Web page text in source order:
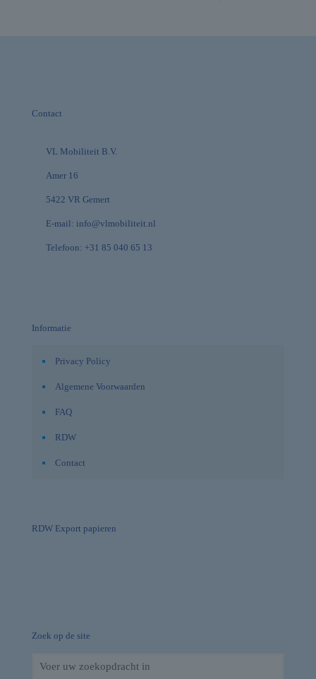
Contact
VL Mobiliteit B.V.
Amer 16
5422 VR Gemert
E-mail: info@vlmobiliteit.nl
Telefoon: +31 85 040 65 13
Informatie
Privacy Policy
Algemene Voorwaarden
FAQ
RDW
Contact
RDW Export papieren
Zoek op de site